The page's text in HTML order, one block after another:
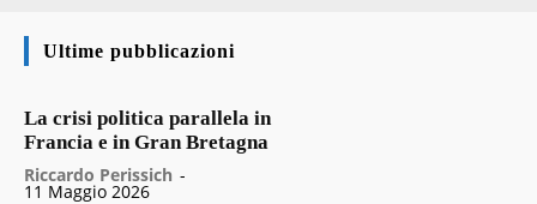
Ultime pubblicazioni
La crisi politica parallela in
Francia e in Gran Bretagna
Riccardo Perissich -
11 Maggio 2026